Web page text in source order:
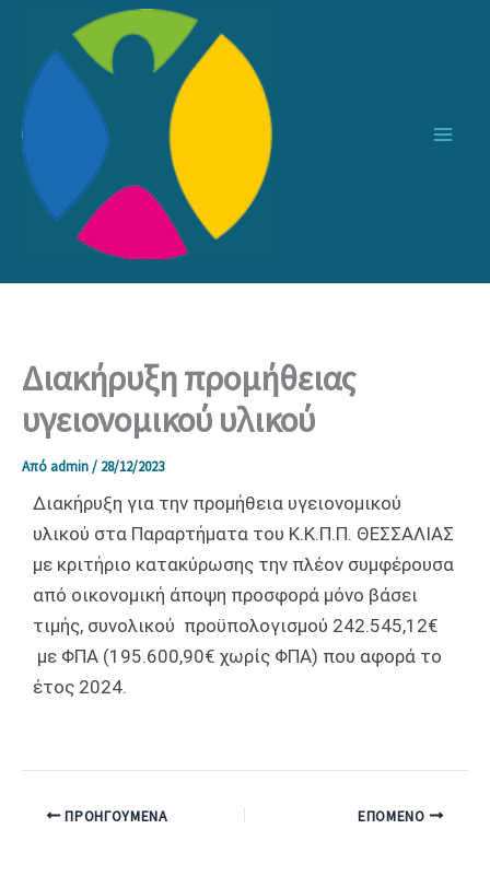
περιεχόμενο
Διακήρυξη προμήθειας
υγειονομικού υλικού
Από admin/ 28/12/2023
Διακήρυξη για την προμήθεια υγειονομικού
υλικού στα Παραρτήματα του Κ.Κ.Π.Π. ΘΕΣΣΑΛΙΑΣ
με κριτήριο κατακύρωσης την πλέον συμφέρουσα
από οικονομική άποψη προσφορά μόνο βάσει
τιμής, συνολικού προϋπολογισμού 242.545,12€
με ΦΠΑ (195.600,90€ χωρίς ΦΠΑ) που αφορά το
έτος 2024.
ΠΡΟΗΓΟΎΜΕΝΑ ΕΠΌΜΕΝΟ